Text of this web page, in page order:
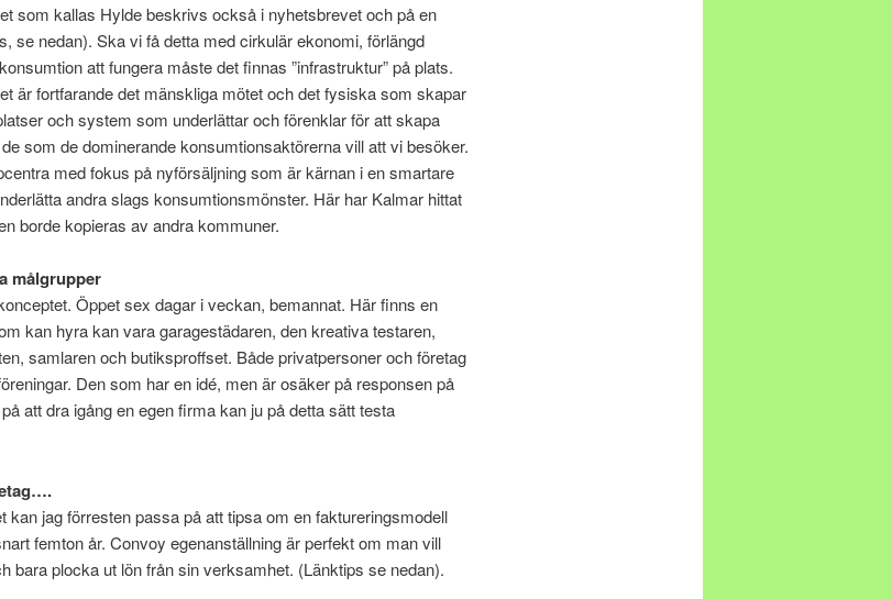
som kallas Hylde beskrivs också i nyhetsbrevet och på en
se nedan). Ska vi få detta med cirkulär ekonomi, förlängd
att fungera måste det finnas ”infrastruktur” på plats.
är fortfarande det mänskliga mötet och det fysiska som skapar
och system som underlättar och förenklar för att skapa
som de dominerande konsumtionsaktörerna vill att vi besöker.
med fokus på nyförsäljning som är kärnan i en smartare
andra slags konsumtionsmönster. Här har Kalmar hittat
borde kopieras av andra kommuner.
målgrupper
Öppet sex dagar i veckan, bemannat. Här finns en
kan hyra kan vara garagestädaren, den kreativa testaren,
samlaren och butiksproffset. Både privatpersoner och företag
Den som har en idé, men är osäker på responsen på
att dra igång en egen firma kan ju på detta sätt testa
kan jag förresten passa på att tipsa om en faktureringsmodell
femton år. Convoy egenanställning är perfekt om man vill
bara plocka ut lön från sin verksamhet. (Länktips se nedan).